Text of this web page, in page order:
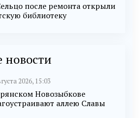
после ремонта открыли
библиотеку
новости
2026, 15:03
Новозыбкове
аллею Славы